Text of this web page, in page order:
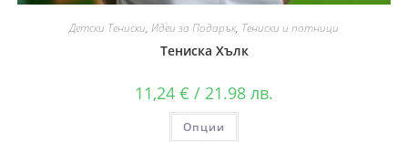
Детски Тениски, Идеи за Подарък, Тениски и потници
Тениска Хълк
11,24 € / 21.98 лв.
Опции